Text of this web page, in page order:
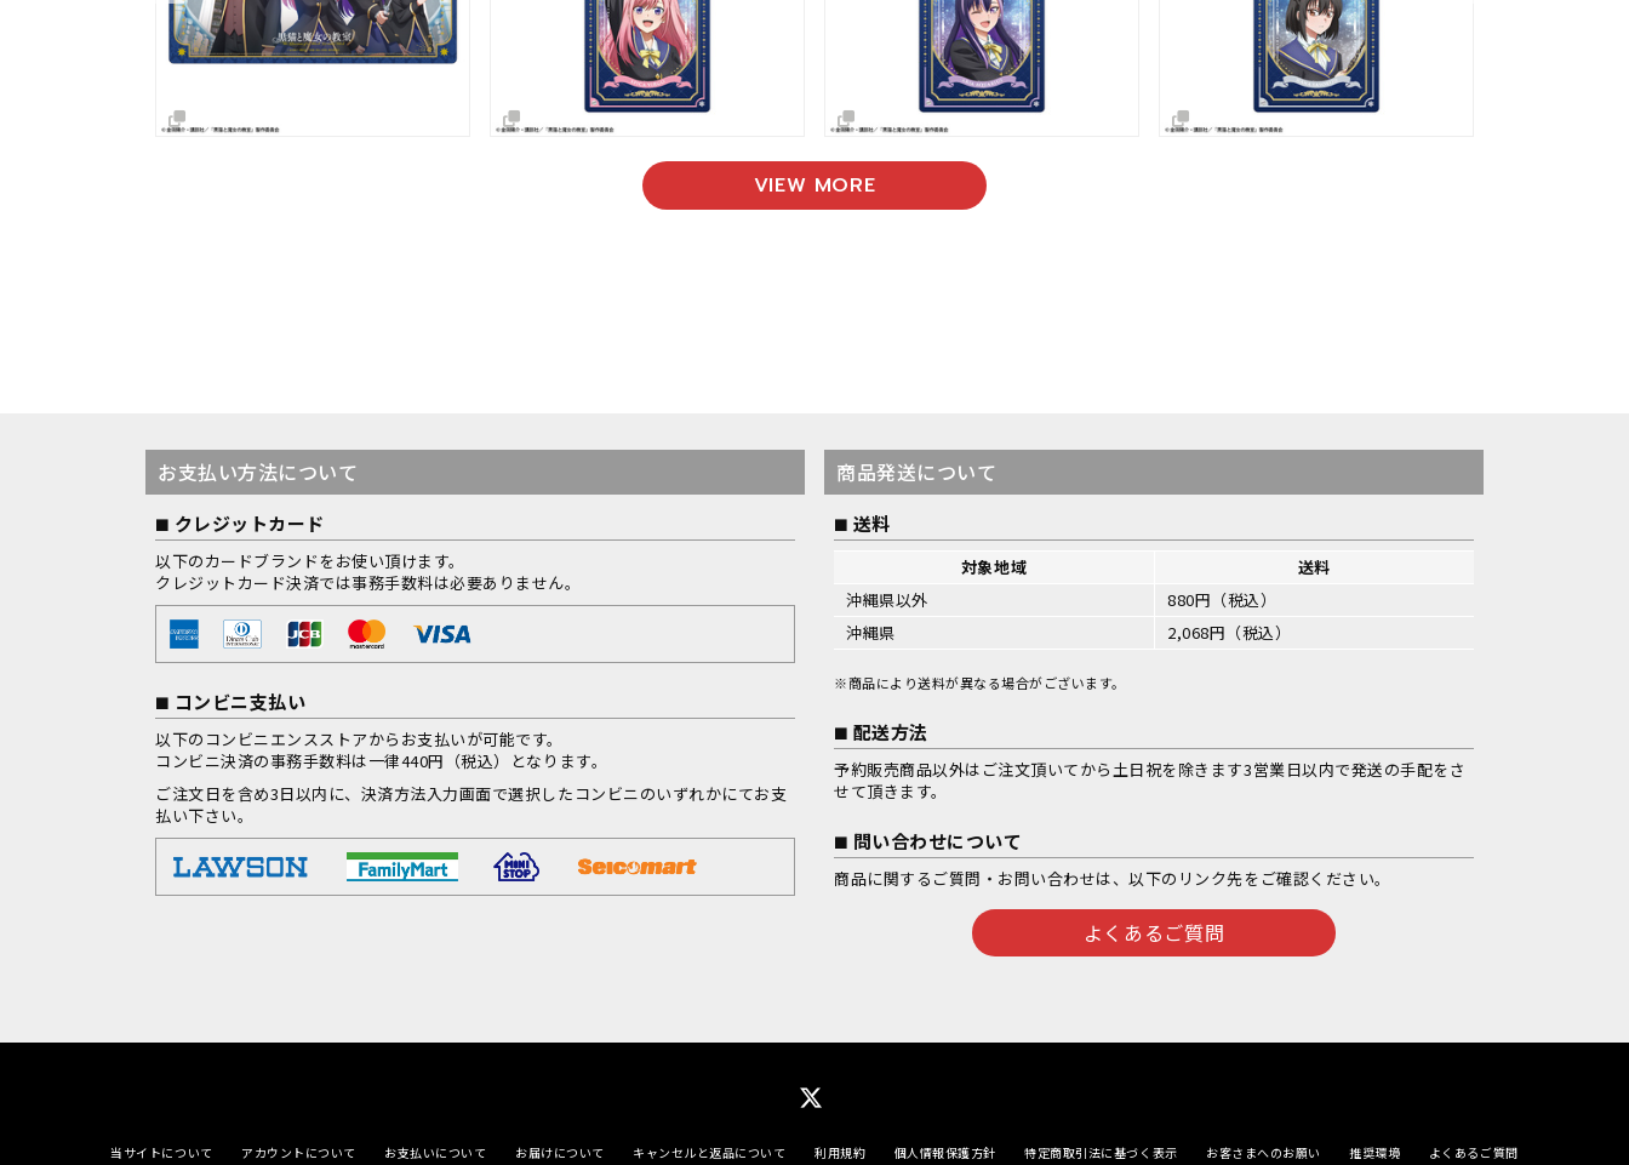
VIEW MORE
お支払い方法について
クレジットカード
以下のカードブランドをお使い頂けます。
クレジットカード決済では事務手数料は必要ありません。
コンビニ支払い
以下のコンビニエンスストアからお支払いが可能です。
コンビニ決済の事務手数料は一律440円（税込）となります。
ご注文日を含め3日以内に、決済方法入力画面で選択したコンビニのいずれかにてお支
払い下さい。
商品発送について
送料
対象地域
送料
沖縄県以外
880円（税込）
沖縄県
2,068円（税込）
※商品により送料が異なる場合がございます。
配送方法
予約販売商品以外はご注文頂いてから土日祝を除きます3営業日以内で発送の手配をさ
せて頂きます。
問い合わせについて
商品に関するご質問・お問い合わせは、以下のリンク先をご確認ください。
よくあるご質問
当サイトについて アカウントについて お支払いについて お届けについて キャンセルと返品について 利用規約 個人情報保護方針 特定商取引法に基づく表示 お客さまへのお願い 推奨環境 よくあるご質問